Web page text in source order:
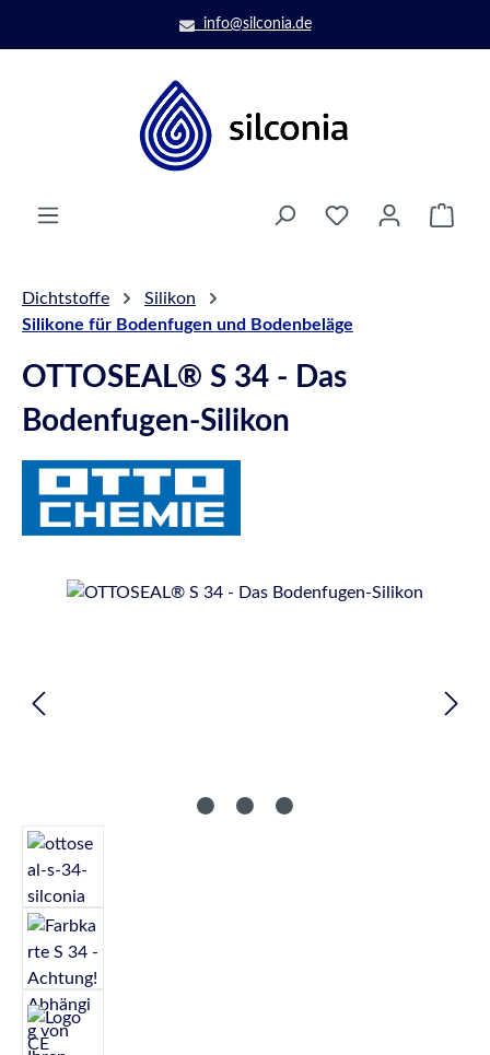
Zum Hauptinhalt springeninfo@silconia.de
Dichtstoffe
Silikon
Silikone für Bodenfugen und Bodenbeläge
OTTOSEAL® S 34 - Das
Bodenfugen-Silikon
Bildergalerie überspringen